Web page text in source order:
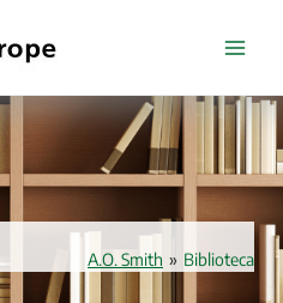
A.O. Smith » Biblioteca